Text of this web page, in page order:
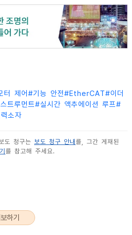
터 제어 #기능 안전#EtherCAT#이더
트루먼트#실시간 액추에이션 루프#
소자
도 청구는 보도 청구 안내 를, 그간 게재된
를 참고해 주세요.
하기